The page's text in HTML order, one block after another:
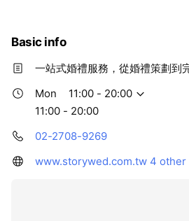
Basic info
一站式婚禮服務，從婚禮策劃到
Mon
11:00 - 20:00
11:00 - 20:00
02-2708-9269
www.storywed.com.tw 4 other